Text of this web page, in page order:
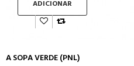
ADICIONAR
A SOPA VERDE (PNL)